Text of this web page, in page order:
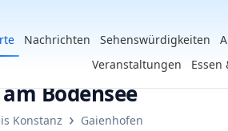
Nachrichten Sehenswürdigkeiten
Veranstaltungen
Essen
Bodensee
Konstanz › Gaienhofen